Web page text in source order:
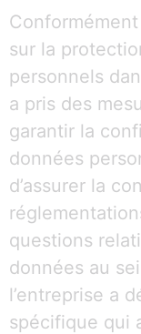
sur la
personnels
a pris des
garantir la
données
d’assurer la
questions
données au
l’entreprise a
spécifique qui